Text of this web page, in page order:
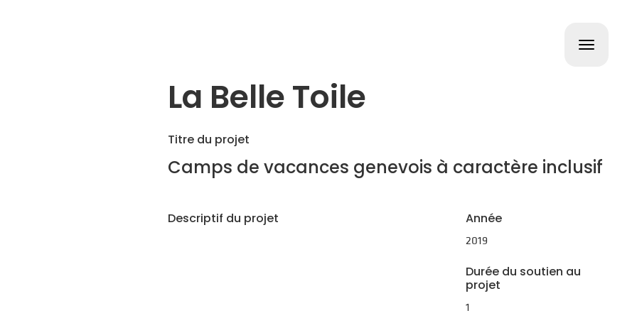
La Belle Toile
Titre du projet
Camps de vacances genevois à caractère inclusif
Descriptif du projet Année
2019
Durée du soutien au
projet
1